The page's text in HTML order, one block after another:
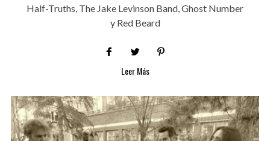
Half-Truths, The Jake Levinson Band, Ghost Number
y Red Beard
Leer Más